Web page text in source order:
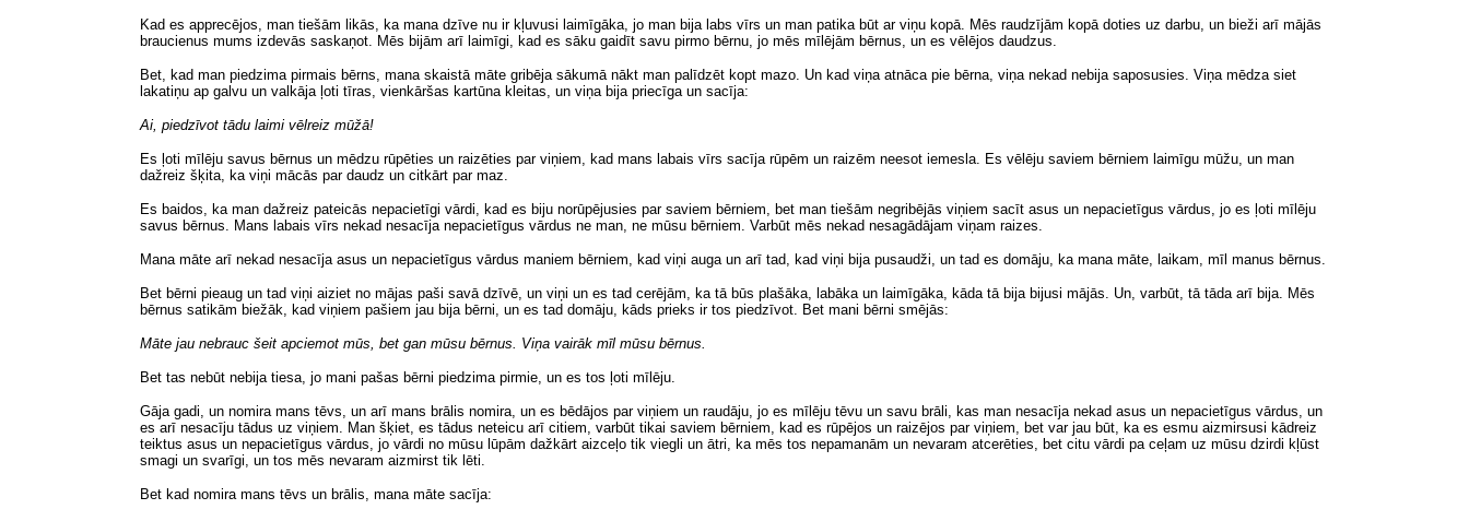
Kad es apprecējos, man tiešām likās, ka mana dzīve nu ir kļuvusi laimīgāka, jo man bija labs vīrs un man patika būt ar viņu kopā. Mēs raudzījām kopā doties uz darbu, un bieži arī mājās
braucienus mums izdevās saskaņot. Mēs bijām arī laimīgi, kad es sāku gaidīt savu pirmo bērnu, jo mēs mīlējām bērnus, un es vēlējos daudzus.
Bet, kad man piedzima pirmais bērns, mana skaistā māte gribēja sākumā nākt man palīdzēt kopt mazo. Un kad viņa atnāca pie bērna, viņa nekad nebija saposusies. Viņa mēdza siet
lakatiņu ap galvu un valkāja ļoti tīras, vienkāršas kartūna kleitas, un viņa bija priecīga un sacīja:
Ai, piedzīvot tādu laimi vēlreiz mūžā!
Es ļoti mīlēju savus bērnus un mēdzu rūpēties un raizēties par viņiem, kad mans labais vīrs sacīja rūpēm un raizēm neesot iemesla. Es vēlēju saviem bērniem laimīgu mūžu, un man
dažreiz šķita, ka viņi mācās par daudz un citkārt par maz.
Es baidos, ka man dažreiz pateicās nepacietīgi vārdi, kad es biju norūpējusies par saviem bērniem, bet man tiešām negribējās viņiem sacīt asus un nepacietīgus vārdus, jo es ļoti mīlēju
savus bērnus. Mans labais vīrs nekad nesacīja nepacietīgus vārdus ne man, ne mūsu bērniem. Varbūt mēs nekad nesagādājam viņam raizes.
Mana māte arī nekad nesacīja asus un nepacietīgus vārdus maniem bērniem, kad viņi auga un arī tad, kad viņi bija pusaudži, un tad es domāju, ka mana māte, laikam, mīl manus bērnus.
Bet bērni pieaug un tad viņi aiziet no mājas paši savā dzīvē, un viņi un es tad cerējām, ka tā būs plašāka, labāka un laimīgāka, kāda tā bija bijusi mājās. Un, varbūt, tā tāda arī bija. Mēs
bērnus satikām biežāk, kad viņiem pašiem jau bija bērni, un es tad domāju, kāds prieks ir tos piedzīvot. Bet mani bērni smējās:
Māte jau nebrauc šeit apciemot mūs, bet gan mūsu bērnus. Viņa vairāk mīl mūsu bērnus.
Bet tas nebūt nebija tiesa, jo mani pašas bērni piedzima pirmie, un es tos ļoti mīlēju.
Gāja gadi, un nomira mans tēvs, un arī mans brālis nomira, un es bēdājos par viņiem un raudāju, jo es mīlēju tēvu un savu brāli, kas man nesacīja nekad asus un nepacietīgus vārdus, un
es arī nesacīju tādus uz viņiem. Man šķiet, es tādus neteicu arī citiem, varbūt tikai saviem bērniem, kad es rūpējos un raizējos par viņiem, bet var jau būt, ka es esmu aizmirsusi kādreiz
teiktus asus un nepacietīgus vārdus, jo vārdi no mūsu lūpām dažkārt aizceļo tik viegli un ātri, ka mēs tos nepamanām un nevaram atcerēties, bet citu vārdi pa ceļam uz mūsu dzirdi kļūst
smagi un svarīgi, un tos mēs nevaram aizmirst tik lēti.
Bet kad nomira mans tēvs un brālis, mana māte sacīja: